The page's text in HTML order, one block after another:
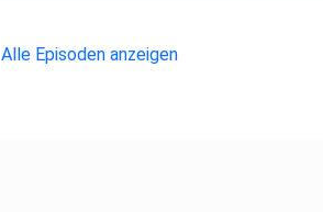
Alle Episoden anzeigen